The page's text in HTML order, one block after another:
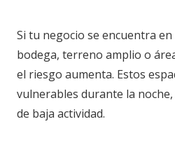
Si tu negocio se encuentra
bodega, terreno amplio o
el riesgo aumenta. Estos
vulnerables durante la
de baja actividad.